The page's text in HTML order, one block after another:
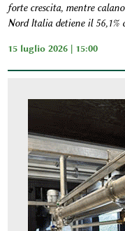
forte crescita, mentre
Nord Italia detiene il 56,1%
15 luglio 2026 | 15:00